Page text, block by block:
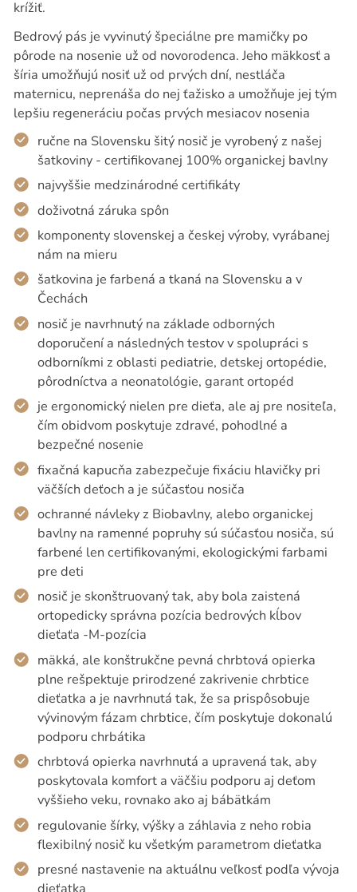
krížiť.
Bedrový pás je vyvinutý špeciálne pre mamičky po
pôrode na nosenie už od novorodenca. Jeho mäkkosť a
šíria umožňujú nosiť už od prvých dní, nestláča
maternicu, neprenáša do nej ťažisko a umožňuje jej tým
lepšiu regeneráciu počas prvých mesiacov nosenia
ručne na Slovensku šitý nosič je vyrobený z našej
šatkoviny - certifikovanej 100% organickej bavlny
najvyššie medzinárodné certifikáty
doživotná záruka spôn
komponenty slovenskej a českej výroby, vyrábanej
nám na mieru
šatkovina je farbená a tkaná na Slovensku a v
Čechách
nosič je navrhnutý na základe odborných
doporučení a následných testov v spolupráci s
odborníkmi z oblasti pediatrie, detskej ortopédie,
pôrodníctva a neonatológie, garant ortopéd
je ergonomický nielen pre dieťa, ale aj pre nositeľa,
čím obidvom poskytuje zdravé, pohodlné a
bezpečné nosenie
fixačná kapucňa zabezpečuje fixáciu hlavičky pri
väčších deťoch a je súčasťou nosiča
ochranné návleky z Biobavlny, alebo organickej
bavlny na ramenné popruhy sú súčasťou nosiča, sú
farbené len certifikovanými, ekologickými farbami
pre deti
nosič je skonštruovaný tak, aby bola zaistená
ortopedicky správna pozícia bedrových kĺbov
dieťaťa -M-pozícia
mäkká, ale konštrukčne pevná chrbtová opierka
plne rešpektuje prirodzené zakrivenie chrbtice
dieťatka a je navrhnutá tak, že sa prispôsobuje
vývinovým fázam chrbtice, čím poskytuje dokonalú
podporu chrbátika
chrbtová opierka navrhnutá a upravená tak, aby
poskytovala komfort a väčšiu podporu aj deťom
vyššieho veku, rovnako ako aj bábätkám
regulovanie šírky, výšky a záhlavia z neho robia
flexibilný nosič ku všetkým parametrom dieťatka
presné nastavenie na aktuálnu veľkosť podľa vývoja